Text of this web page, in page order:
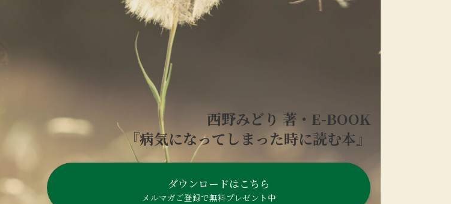
西野みどり 著・E-BOOK
『病気になってしまった時に読む本』
ダウンロードはこちら
メルマガご登録で無料プレゼント中